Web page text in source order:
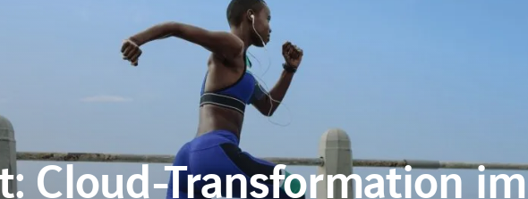
Cloud-Transformation im